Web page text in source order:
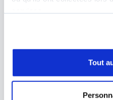
Tout
Méthode 2 :
accessible sans aucune
Récupérez l'URL du